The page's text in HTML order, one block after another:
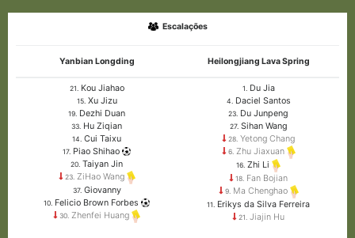
Escalações
Yanbian Longding Heilongjiang Lava Spring
21. Kou Jiahao
15.Xu Jizu
19. Dezhi Duan
33. Hu Ziqian
14. Cui Taixu
17. Piao Shihao
20. Taiyan Jin
23.ZiHao Wang
37.Giovanny
10. Felicio Brown Forbes
30. Zhenfei Huang
1. Du Jia
4. Daciel Santos
23. Du Junpeng
27.Sihan Wang
28. Yetong Chang
6.Zhu Jiaxuan
16. Zhi Li
18. Fan Bojian
9.Ma Chenghao
11. Erikys da Silva Ferreira
21. Jiajin Hu